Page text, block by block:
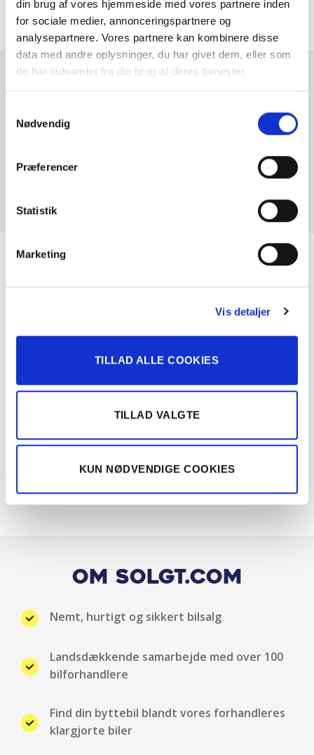
din brug af vores hjemmeside med vores partnere inden
for sociale medier, annonceringspartnere og
analysepartnere. Vores partnere kan kombinere disse
data med andre oplysninger, du har givet dem, eller som
de har indsamlet fra din brug af deres tjenester.
Nødvendig
Præferencer
Statistik
Marketing
Vis detaljer
TILLAD ALLE COOKIES
TILLAD VALGTE
KUN NØDVENDIGE COOKIES
El-spejle med varme
Elruder for/bag
Fartpilot adaptiv
Indfarvede kofangere
Infocenter
Isofix
Klimaanlæg 3-zoner
Kopholder
Multifunktionsrat
Servo
Tågelygter
Er du interesseret i
Om Solgt.com
Nemt, hurtigt og sikkert bilsalg
Landsdækkende samarbejde med over 100
bilforhandlere
Find din byttebil blandt vores forhandleres
klargjorte biler